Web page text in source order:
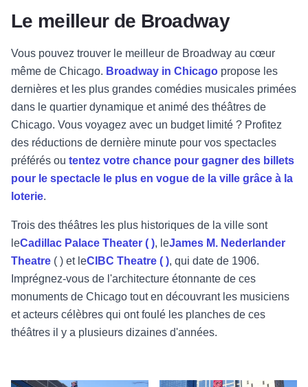
Le meilleur de Broadway
Vous pouvez trouver le meilleur de Broadway au cœur
même de Chicago. Broadway in Chicago propose les
dernières et les plus grandes comédies musicales primées
dans le quartier dynamique et animé des théâtres de
Chicago. Vous voyagez avec un budget limité ? Profitez
des réductions de dernière minute pour vos spectacles
préférés ou tentez votre chance pour gagner des billets
pour le spectacle le plus en vogue de la ville grâce à la
loterie.
Trois des théâtres les plus historiques de la ville sont
leCadillac Palace Theater ( ), leJames M. Nederlander
Theatre ( ) et leCIBC Theatre ( ), qui date de 1906.
Imprégnez-vous de l'architecture étonnante de ces
monuments de Chicago tout en découvrant les musiciens
et acteurs célèbres qui ont foulé les planches de ces
théâtres il y a plusieurs dizaines d'années.